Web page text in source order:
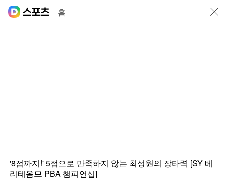
홈
'8점까지!' 5점으로 만족하지 않는 최성원의 장타력 [SY 베
리테옴므 PBA 챔피언십]